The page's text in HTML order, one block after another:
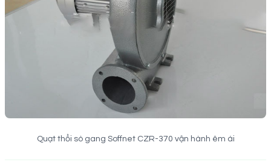
Quạt thổi sò gang Soffnet CZR-370 vận hành êm ái